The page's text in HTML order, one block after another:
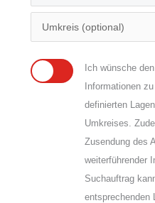
Ich wünsche
Informationen
definierten
Umkreises.
Zusendung des
weiterführender
Suchauftrag
entsprechenden